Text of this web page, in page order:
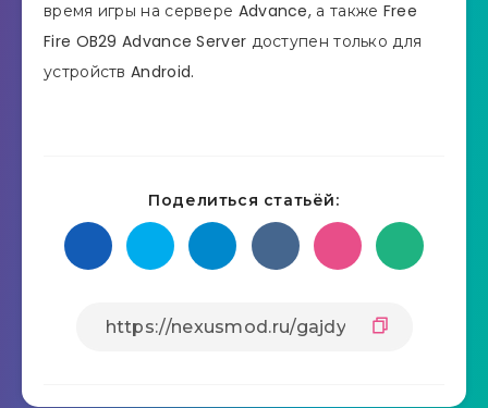
время игры на сервере Advance, а также Free
Fire OB29 Advance Server доступен только для
устройств Android.
Поделиться статьёй: